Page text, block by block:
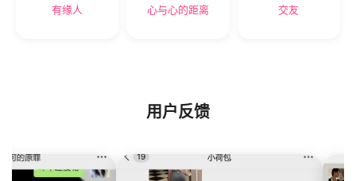
有缘人
心与心的距离
交友
用户反馈